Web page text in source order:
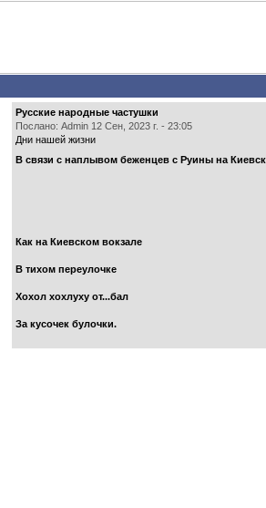
Русские народные частушки
Послано: Admin 12 Сен, 2023 г. - 23:05
Дни нашей жизни
В связи с наплывом беженцев с Руины на
Как на Киевском вокзале
В тихом переулочке
Хохол хохлуху от...бал
За кусочек булочки.